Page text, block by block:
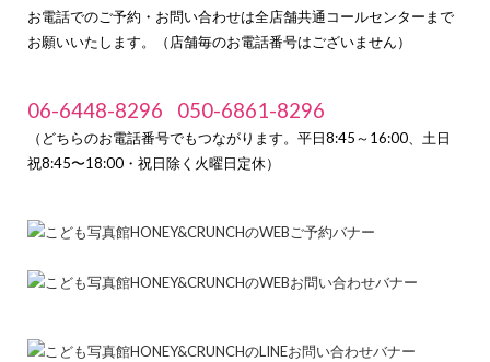
お電話でのご予約・お問い合わせは全店舗共通コールセンターまで
お願いいたします。（店舗毎のお電話番号はございません）
06-6448-8296 050-6861-8296
（どちらのお電話番号でもつながります。平日8:45～16:00、土日
祝8:45〜18:00・祝日除く火曜日定休）